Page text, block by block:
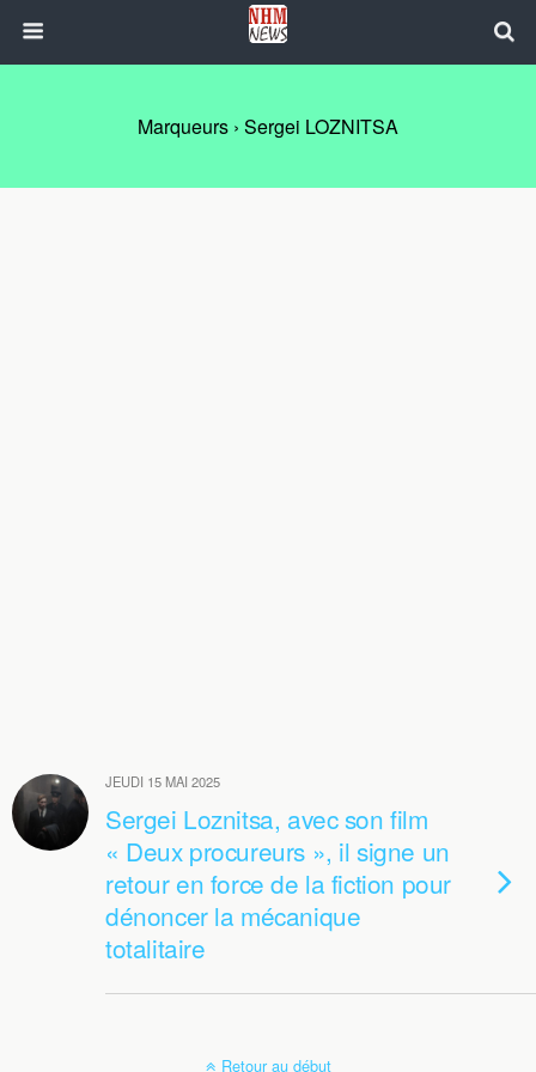
Marqueurs › Sergei LOZNITSA
JEUDI 15 MAI 2025
Sergei Loznitsa, avec son film
« Deux procureurs », il signe un
retour en force de la fiction pour
dénoncer la mécanique
totalitaire
Retour au début